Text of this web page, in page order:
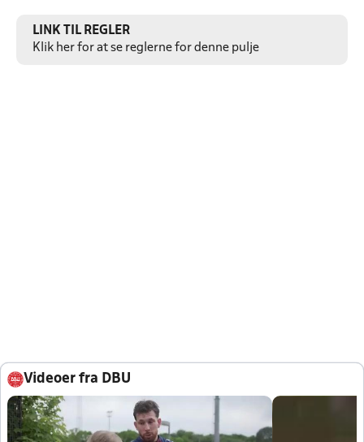
LINK TIL REGLER
Klik her for at se reglerne for denne pulje
Videoer fra DBU